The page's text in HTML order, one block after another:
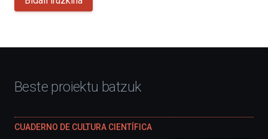
Beste proiektu batzuk
CUADERNO DE CULTURA CIENTÍFICA